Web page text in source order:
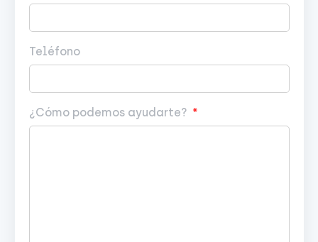
Teléfono
¿Cómo podemos ayudarte?